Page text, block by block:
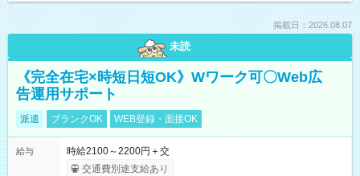
掲載日：2026.08.07
未読
《完全在宅×時短日短OK》Wワーク可〇Web広
告運用サポート
派遣 ブランクOK WEB登録・面接OK
給与
時給2100～2200円＋交
交通費別途支給あり